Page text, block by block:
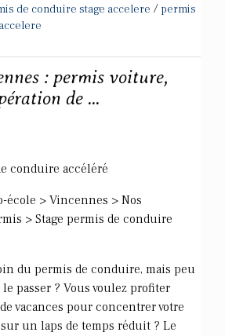
de conduire stage accelere / permis
: permis voiture,
de ...
conduire accéléré
école > Vincennes > Nos
> Stage permis de conduire
du permis de conduire, mais peu
passer ? Vous voulez profiter
vacances pour concentrer votre
un laps de temps réduit ? Le